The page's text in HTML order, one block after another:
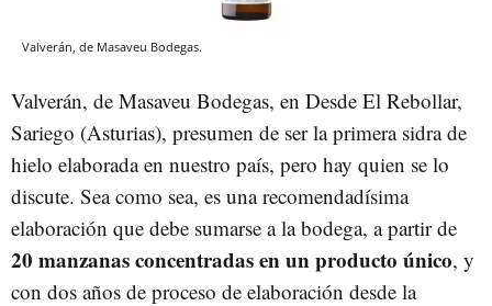
Valverán, de Masaveu Bodegas.
Valverán, de Masaveu Bodegas, en Desde El Rebollar,
Sariego (Asturias), presumen de ser la primera sidra de
hielo elaborada en nuestro país, pero hay quien se lo
discute. Sea como sea, es una recomendadísima
elaboración que debe sumarse a la bodega, a partir de
20 manzanas concentradas en un producto único, y
con dos años de proceso de elaboración desde la